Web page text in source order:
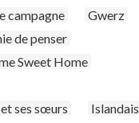
campagne
Gwerz
de penser
Sweet Home
ses sœurs
Islandais